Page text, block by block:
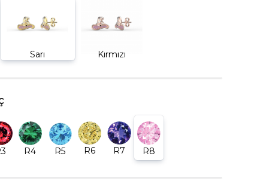
Sarı Kırmızı
R4 R5 R6 R7 R8